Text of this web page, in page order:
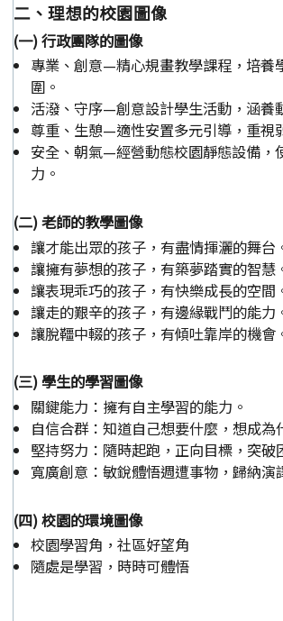
二、理想的校園圖像
(一) 行政團隊的圖像
專業、創意—精心規畫教學課程，培養
圍。
活潑、守序—創意設計學生活動，涵養
尊重、生憩—適性安置多元引導，重視
安全、朝氣—經營動態校園靜態設備，
力。
(二) 老師的教學圖像
讓才能出眾的孩子，有盡情揮灑的舞台
讓擁有夢想的孩子，有築夢踏實的智慧
讓表現乖巧的孩子，有快樂成長的空間
讓走的艱辛的孩子，有邊緣戰鬥的能力
讓脫韁中輟的孩子，有傾吐靠岸的機會
(三) 學生的學習圖像
關鍵能力：擁有自主學習的能力。
自信合群：知道自己想要什麼，想成為
堅持努力：隨時起跑，正向目標，突破
寬廣創意：敏銳體悟週遭事物，歸納演
(四) 校園的環境圖像
校園學習角，社區好望角
隨處是學習，時時可體悟